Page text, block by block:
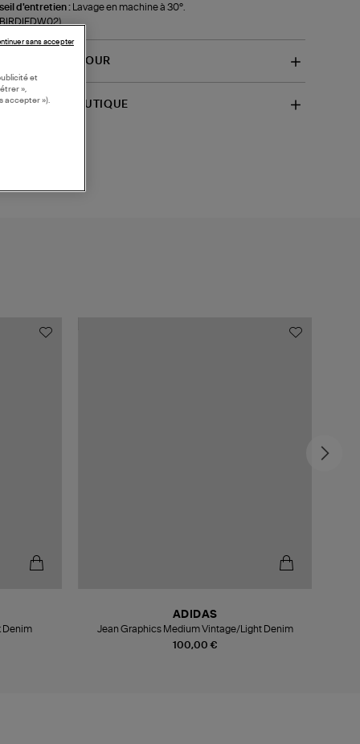
d'entretien :
Lavage en machine à 30°.
ET RETOUR
BOUTIQUE
Denim
100,00 €
ADIDAS
Jean Graphics Medium Vintage/Light Denim
et
»,
accepter »).
sans accepter